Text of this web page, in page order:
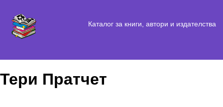
Каталог за книги, автори и издателства
Тери Пратчет